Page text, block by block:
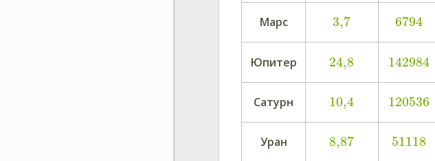
Марс 3,7 6794
Юпитер 24,8 142984
Сатурн 10,4 120536
Уран 8,87 51118